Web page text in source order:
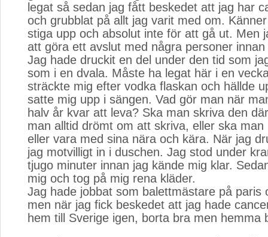
legat så sedan jag fått beskedet att jag har
och grubblat på allt jag varit med om.
stiga upp och absolut inte för att gå ut. Men
att göra ett avslut med några personer innan
Jag hade druckit en del under den tid som
som i en dvala. Måste ha legat här i en
sträckte mig efter vodka flaskan och hällde
satte mig upp i sängen. Vad gör man när
halv år kvar att leva? Ska man skriva den
man alltid drömt om att skriva, eller ska man
eller vara med sina nära och kära. När jag
jag motvilligt in i duschen. Jag stod under
tjugo minuter innan jag kände mig klar.
mig och tog på mig rena kläder.
Jag hade jobbat som balettmästare på paris
men när jag fick beskedet att jag hade
hem till Sverige igen, borta bra men hemma